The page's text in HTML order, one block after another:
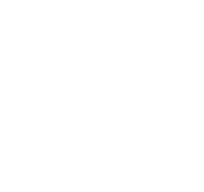
专项巡检筑牢